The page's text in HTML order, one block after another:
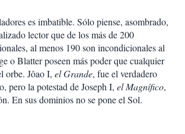
es imbatible. Sólo piense, asombrado,
lector que de los más de 200
al menos 190 son incondicionales al
o Blatter poseen más poder que cualquier
orbe. Jôao I, el Grande, fue el verdadero
pero la potestad de Joseph I, el Magnífico,
En sus dominios no se pone el Sol.